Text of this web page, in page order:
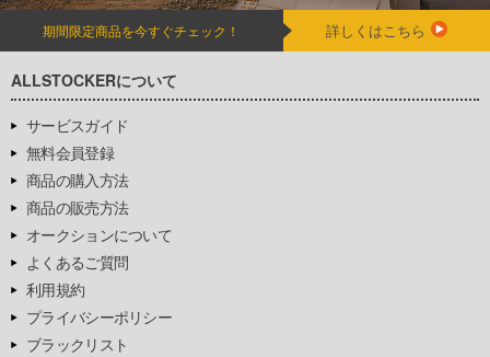
期間限定商品を今すぐチェック！ 詳しくはこちら
ALLSTOCKERについて
サービスガイド
無料会員登録
商品の購入方法
商品の販売方法
オークションについて
よくあるご質問
利用規約
プライバシーポリシー
ブラックリスト